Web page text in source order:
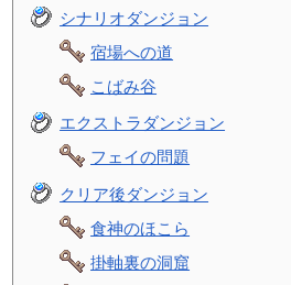
シナリオダンジョン
宿場への道
こばみ谷
エクストラダンジョン
フェイの問題
クリア後ダンジョン
食神のほこら
掛軸裏の洞窟